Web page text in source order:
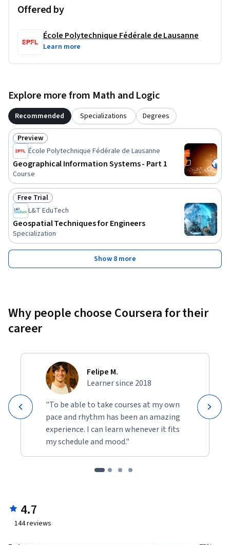
Offered by
École Polytechnique Fédérale de Lausanne
Learn more
Explore more from Math and Logic
Recommended Specializations Degrees
Status: Preview
Preview
École Polytechnique Fédérale de Lausanne
Geographical Information Systems - Part 1
Course
Status: Free Trial
Free Trial
L&T EduTech
Geospatial Techniques for Engineers
Specialization
Show 8 more
Why people choose Coursera for their
career
Felipe M.
Learner since 2018
"To be able to take courses at my own
pace and rhythm has been an amazing
experience. I can learn whenever it fits
my schedule and mood."
4.7
144reviews